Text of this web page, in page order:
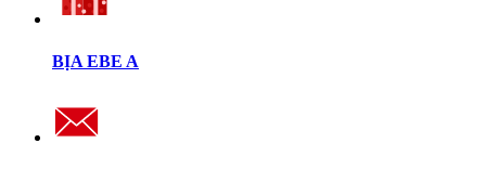
BỊA EBE A